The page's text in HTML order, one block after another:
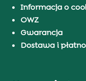
Informacja o
OWZ
Gwarancja
Dostawa i